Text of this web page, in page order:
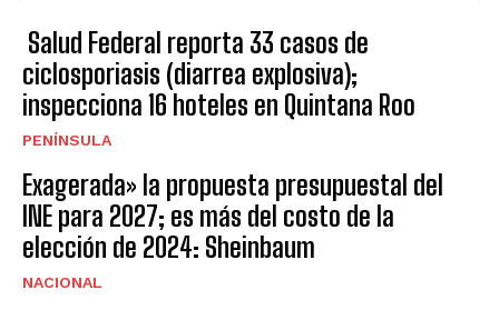
Salud Federal reporta 33 casos de
ciclosporiasis (diarrea explosiva);
inspecciona 16 hoteles en Quintana Roo
PENÍNSULA
Exagerada» la propuesta presupuestal del
INE para 2027; es más del costo de la
elección de 2024: Sheinbaum
NACIONAL